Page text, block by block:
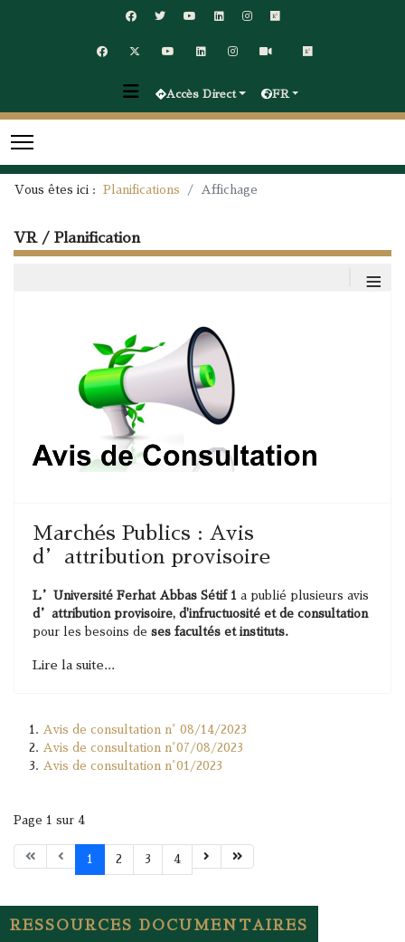
Accès Direct FR
Vous êtes ici : Planifications Affichage
VR / Planification
≡
Marchés Publics : Avis
d’attribution provisoire
L’Université Ferhat Abbas Sétif 1 a publié plusieurs avis
d’attribution provisoire, d'infructuosité et de consultation
pour les besoins de ses facultés et instituts.
Lire la suite...
Avis de consultation n° 08/14/2023
Avis de consultation n°07/08/2023
Avis de consultation n°01/2023
Page 1 sur 4
1 2 3 4
RESSOURCES DOCUMENTAIRES